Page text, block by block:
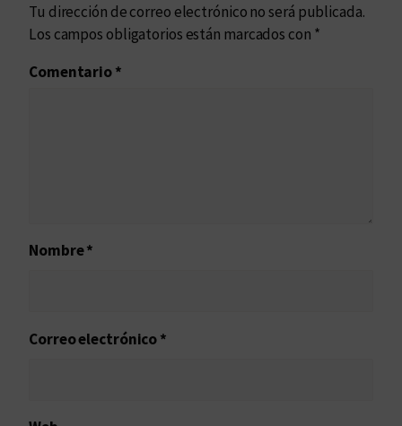
Tu dirección de correo electrónico no será publicada.
Los campos obligatorios están marcados con *
Comentario*
Nombre*
Correo electrónico*